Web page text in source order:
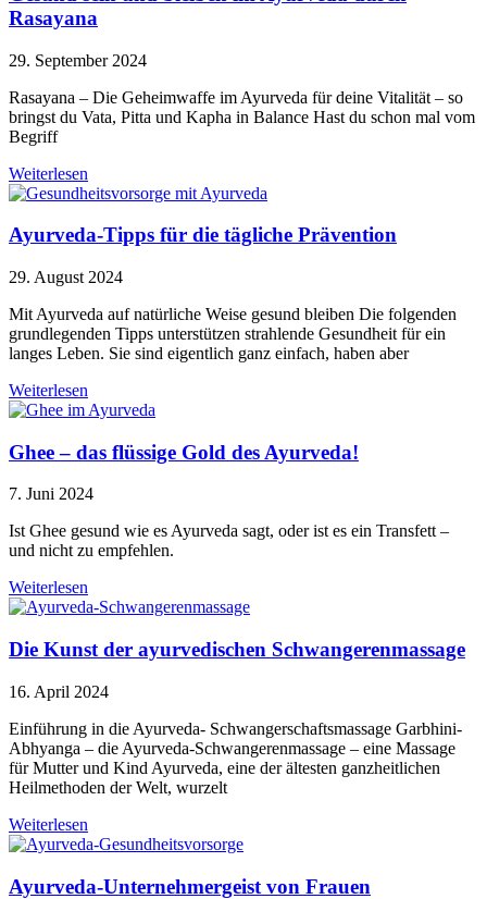
Rasayana
29. September 2024
Rasayana – Die Geheimwaffe im Ayurveda für deine Vitalität – so
bringst du Vata, Pitta und Kapha in Balance Hast du schon mal vom
Begriff
Weiterlesen
Ayurveda-Tipps für die tägliche Prävention
29. August 2024
Mit Ayurveda auf natürliche Weise gesund bleiben Die folgenden
grundlegenden Tipps unterstützen strahlende Gesundheit für ein
langes Leben. Sie sind eigentlich ganz einfach, haben aber
Weiterlesen
Ghee – das flüssige Gold des Ayurveda!
7. Juni 2024
Ist Ghee gesund wie es Ayurveda sagt, oder ist es ein Transfett –
und nicht zu empfehlen.
Weiterlesen
Die Kunst der ayurvedischen Schwangerenmassage
16. April 2024
Einführung in die Ayurveda- Schwangerschaftsmassage Garbhini-
Abhyanga – die Ayurveda-Schwangerenmassage – eine Massage
für Mutter und Kind Ayurveda, eine der ältesten ganzheitlichen
Heilmethoden der Welt, wurzelt
Weiterlesen
Ayurveda-Unternehmergeist von Frauen